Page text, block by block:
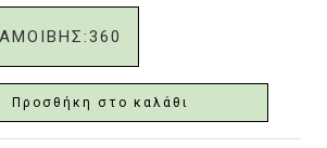
360
Προσθήκη στο καλάθι